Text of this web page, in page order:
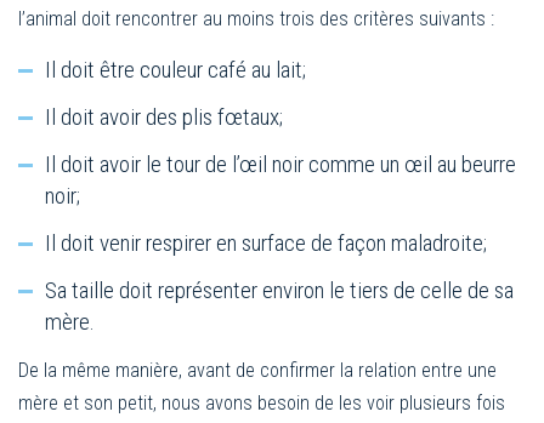
l’animal doit rencontrer au moins trois des critères suivants :
Il doit être couleur café au lait;
Il doit avoir des plis fœtaux;
Il doit avoir le tour de l’œil noir comme un œil au beurre
noir;
Il doit venir respirer en surface de façon maladroite;
Sa taille doit représenter environ le tiers de celle de sa
mère.
De la même manière, avant de confirmer la relation entre une
mère et son petit, nous avons besoin de les voir plusieurs fois